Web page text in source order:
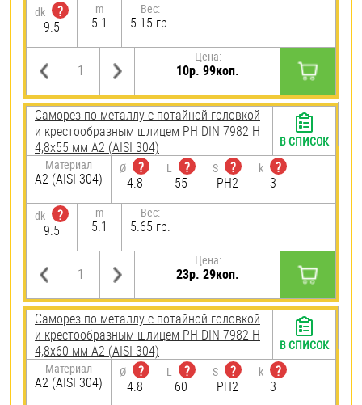
dk
?
9.5
m
5.1
Вес:
5.15 гр.
Цена:
10р. 99коп.
Саморез по металлу с потайной головкой
и крестообразным шлицем PH DIN 7982 H
4,8х55 мм А2 (AISI 304)
Материал
А2 (AISI 304)
Ø
?
4.8
L
?
55
S
?
PH2
k
?
3
dk
?
9.5
m
5.1
Вес:
5.65 гр.
Цена:
23р. 29коп.
В СПИСОК
Саморез по металлу с потайной головкой
и крестообразным шлицем PH DIN 7982 H
4,8х60 мм А2 (AISI 304)
Материал
А2 (AISI 304)
Ø
?
4.8
L
?
60
S
?
PH2
k
?
3
В СПИСОК